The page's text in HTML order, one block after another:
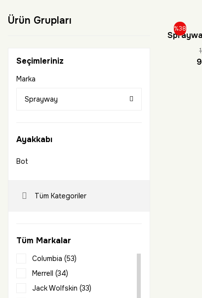
Ürün Grupları
Seçimleriniz
Marka
Sprayway
Ayakkabı
Bot
Tüm Kategoriler
Tüm Markalar
Columbia (53)
Merrell (34)
Jack Wolfskin (33)
%38